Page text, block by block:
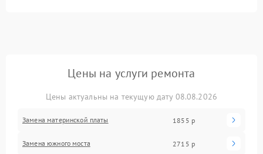
Цены на услуги ремонта
Цены актуальны на текущую дату 08.08.2026
Замена материнской платы 1855 р
Замена южного моста 2715 р